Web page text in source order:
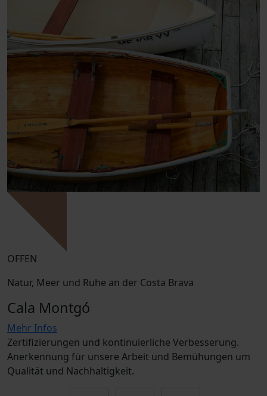
OFFEN
Natur, Meer und Ruhe an der Costa Brava
Cala Montgó
Mehr Infos
Zertifizierungen und kontinuierliche Verbesserung.
Anerkennung für unsere Arbeit und Bemühungen um
Qualität und Nachhaltigkeit.